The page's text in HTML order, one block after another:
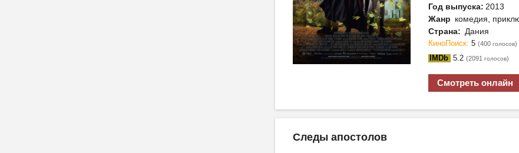
Год выпуска: 2013
Жанр комедия,
Страна: Дания
КиноПоиск: 5 (400 голосов)
IMDb 5.2 (2091 голосов)
Смотреть онлайн
Следы апостолов